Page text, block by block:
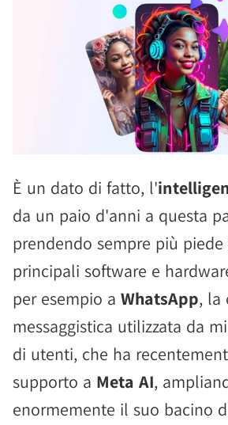
È un dato di fatto, l'
da un paio d'anni a questa
prendendo sempre più
principali software e
per esempio a WhatsApp, la
messaggistica utilizzata da
di utenti, che ha
supporto a Meta AI,
enormemente il suo bacino